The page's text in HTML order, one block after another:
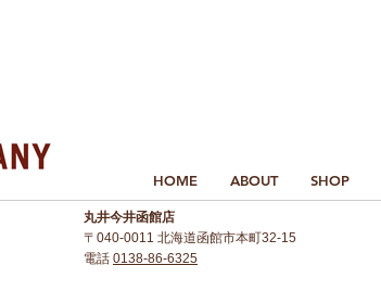
HOME ABOUT SHOP
丸井今井函館店
〒040-0011 北海道函館市本町32-15
電話 0138-86-6325